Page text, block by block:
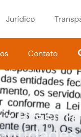
Jurídico
Contato
Brasil